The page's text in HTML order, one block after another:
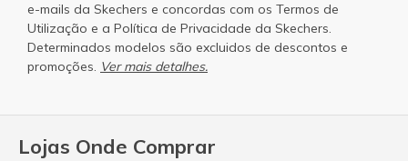
Lojas Onde Comprar
e-mails da Skechers e concordas com os Termos de
Utilização e a Política de Privacidade da Skechers.
Determinados modelos são excluidos de descontos e
promoções. Ver mais detalhes.